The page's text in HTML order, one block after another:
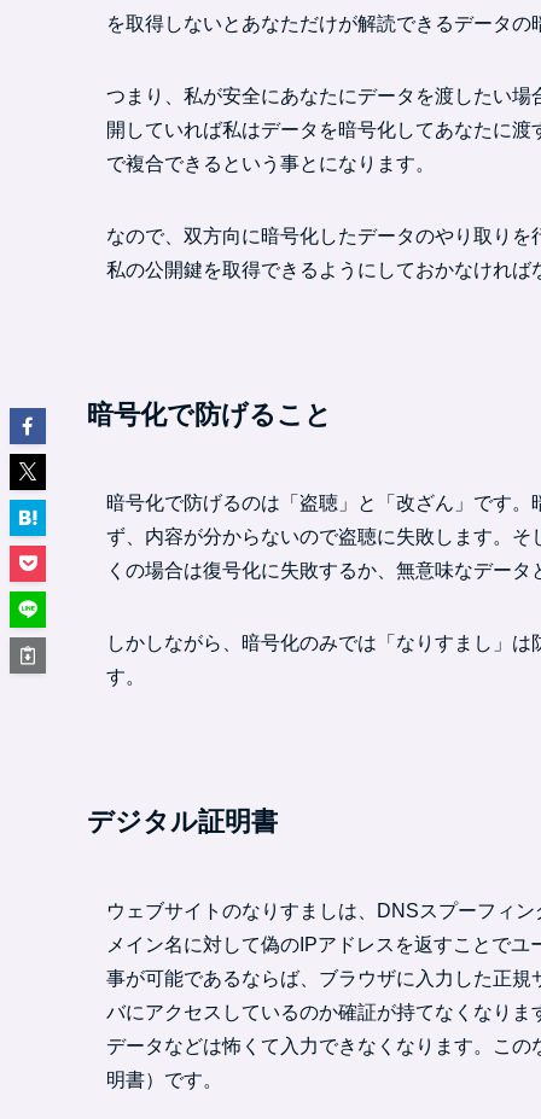
を取得しないとあなただけが解読できるデータの
つまり、私が安全にあなたにデータを渡したい
開していれば私はデータを暗号化してあなたに
で複合できるという事とになります。
なので、双方向に暗号化したデータのやり取り
私の公開鍵を取得できるようにしておかなければ
暗号化で防げること
暗号化で防げるのは「盗聴」と「改ざん」です
ず、内容が分からないので盗聴に失敗します。
くの場合は復号化に失敗するか、無意味なデータ
しかしながら、暗号化のみでは「なりすまし」
す。
デジタル証明書
ウェブサイトのなりすましは、DNSスプーフィ
メイン名に対して偽のIPアドレスを返すことで
事が可能であるならば、ブラウザに入力した正
バにアクセスしているのか確証が持てなくなり
データなどは怖くて入力できなくなります。こ
明書）です。